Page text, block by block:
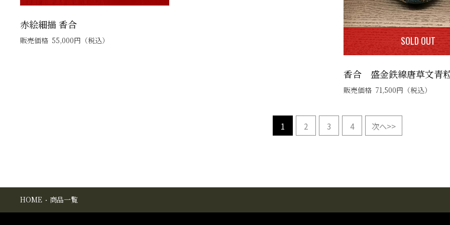
赤絵細描 香合
販売価格 55,000円 （税込） SOLD OUT
香合 盛金鉄線唐草文青
販売価格 71,500円 （税込）
1 2 3 4 次へ>>
HOME 商品一覧